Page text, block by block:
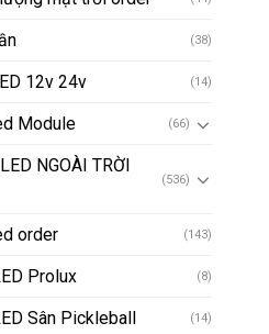
(38)
12v 24v (14)
Module (66)
NGOÀI TRỜI
(536)
order (143)
Prolux (8)
Sân Pickleball (14)